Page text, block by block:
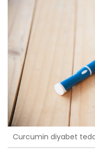
Curcumin diyabet